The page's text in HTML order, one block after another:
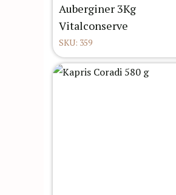
Auberginer 3Kg
Vitalconserve
SKU: 359